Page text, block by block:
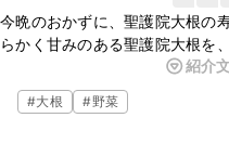
今晩のおかずに、聖護院大根の
らかく甘みのある聖護院大根を
ごはんにぴったりのおかずにな
試しくださいね。
紹介
#大根 #野菜